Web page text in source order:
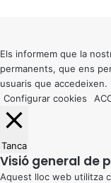
button
Els informem que la
permanents, que ens
usuaris que
Configurar cookies
Tanca
Visió general de
Aquest lloc web utilitza